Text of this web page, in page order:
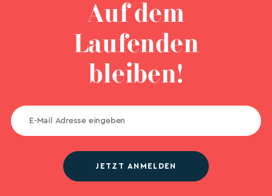
Auf dem
Laufenden
bleiben!
JETZT ANMELDEN